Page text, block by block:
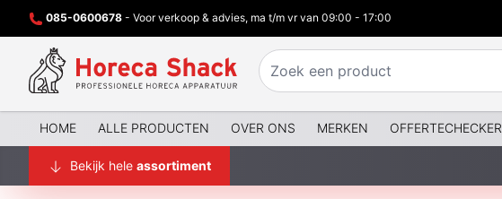
085-0600678 - Voor verkoop & advies, ma t/m vr van 09:00 - 17:00
HOME ALLE PRODUCTEN OVER ONS MERKEN OFFERTECHECKER
Bekijk hele assortiment